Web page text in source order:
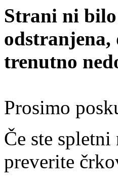
Strani ni
odstranjena,
trenutno
Prosimo
Če ste
preverite